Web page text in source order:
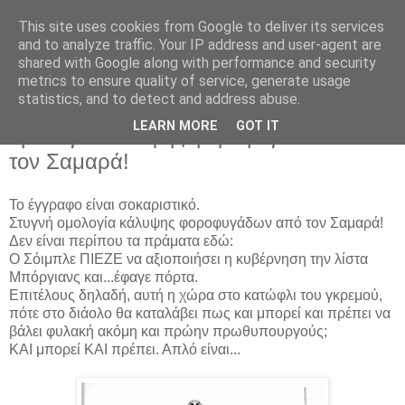
Parakato.gr
ΕΓΓΡΑΦΟ ΝΤΟΚΟΥΜΕΝΤΟ: Στυγνή
ομολογία κάλυψης φοροφυγάδων από
τον Σαμαρά!
Το έγγραφο είναι σοκαριστικό.
Στυγνή ομολογία κάλυψης φοροφυγάδων από τον Σαμαρά!
Δεν είναι περίπου τα πράματα εδώ:
Ο Σόιμπλε ΠΙΕΖΕ να αξιοποιήσει η κυβέρνηση την λίστα
Μπόργιανς και...έφαγε πόρτα.
Επιτέλους δηλαδή, αυτή η χώρα στο κατώφλι του γκρεμού,
πότε στο διάολο θα καταλάβει πως και μπορεί και πρέπει να
βάλει φυλακή ακόμη και πρώην πρωθυπουργούς;
ΚΑΙ μπορεί ΚΑΙ πρέπει. Απλό είναι...
This site uses cookies from Google to deliver its services
and to analyze traffic. Your IP address and user-agent are
shared with Google along with performance and security
metrics to ensure quality of service, generate usage
statistics, and to detect and address abuse.
LEARN MORE GOT IT